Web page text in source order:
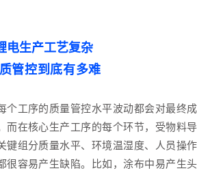
电生产工艺复杂
管控到底有多难
个工序的质量管控水平波动都会对最终成
而在核心生产工序的每个环节，受物料导
键组分质量水平、环境温湿度、人员操作
很容易产生缺陷。比如，涂布中易产生头